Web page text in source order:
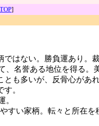
TOP]
ではない。勝負運あり。
名誉ある地位を得る。
とも多いが、反骨心があ
。
。
い家柄。転々と所在を